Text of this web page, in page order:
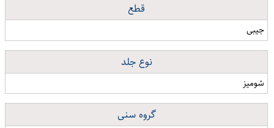
قطع
جیبی
نوع جلد
شومیز
گروه سنی